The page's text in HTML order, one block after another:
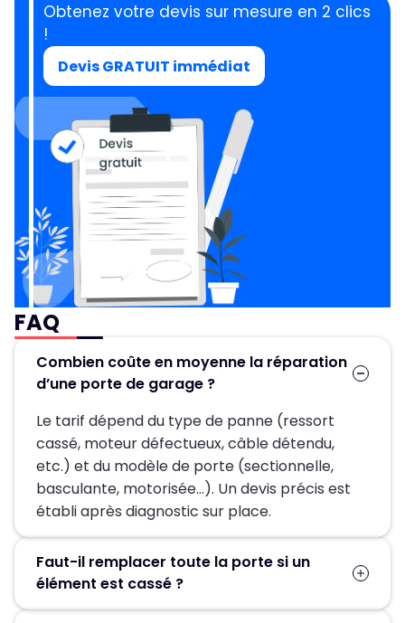
Obtenez votre devis sur mesure en 2 clics
!
Devis GRATUIT immédiat
FAQ
Combien coûte en moyenne la réparation
d’une porte de garage ?
Le tarif dépend du type de panne (ressort
cassé, moteur défectueux, câble détendu,
etc.) et du modèle de porte (sectionnelle,
basculante, motorisée…). Un devis précis est
établi après diagnostic sur place.
Faut-il remplacer toute la porte si un
élément est cassé ?